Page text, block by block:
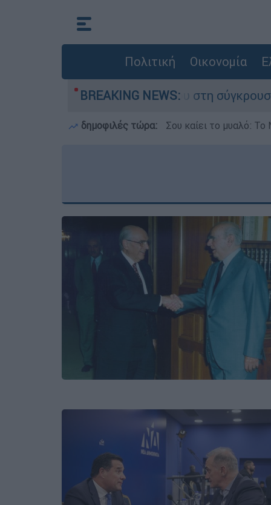
Πολιτική Οικονομία
BREAKING NEWS:
τη ζωή του στη σύγκρουση ελικοπτέρων
δημοφιλές τώρα: Σου καίει το μυαλό: